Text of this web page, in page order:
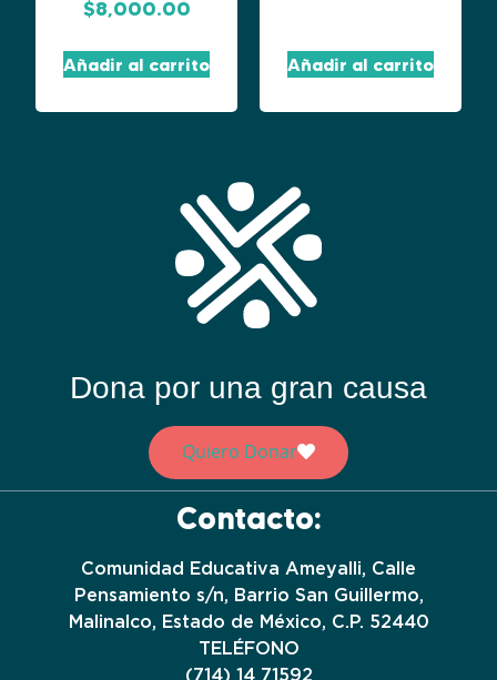
$8,000.00
Añadir al carrito Añadir al carrito
Dona por una gran causa
Quiero Donar
Contacto:
Comunidad Educativa Ameyalli, Calle
Pensamiento s/n, Barrio San Guillermo,
Malinalco, Estado de México, C.P. 52440
TELÉFONO
(714) 14 71592